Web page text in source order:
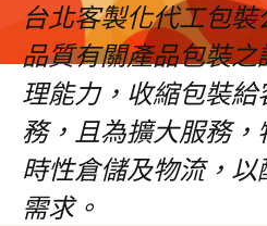
台北客製化代工包裝
品質有關產品包裝
理能力，收縮包裝
務，且為擴大服務
時性倉儲及物流，
需求。